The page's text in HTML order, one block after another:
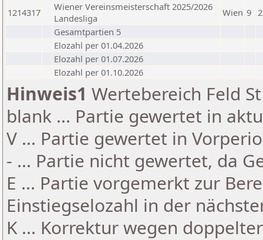
1214317
Wiener Vereinsmeisterschaft 2025/2026
Landesliga
Wien 9
Gesamtpartien 5
Elozahl per 01.04.2026
Elozahl per 01.07.2026
Elozahl per 01.10.2026
Hinweis1 Wertebereich Feld
blank ... Partie gewertet in
V ... Partie gewertet in
- ... Partie nicht gewertet, da
E ... Partie vorgemerkt zur
Einstiegselozahl in der
K ... Korrektur wegen